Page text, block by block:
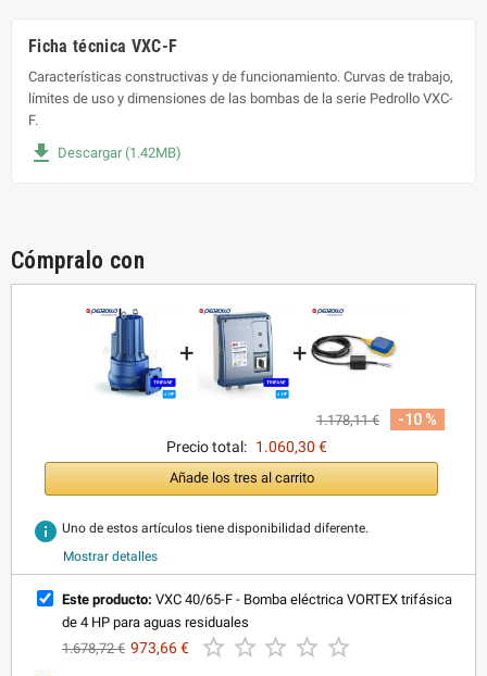
Ficha técnica VXC-F
Características constructivas y de funcionamiento. Curvas de trabajo,
límites de uso y dimensiones de las bombas de la serie Pedrollo VXC-
F.
file_download Descargar (1.42MB)
Cómpralo con
+ +
1.178,11 €
-10 %
Precio total: 1.060,30 €
Añade los tres al carrito
info Uno de estos artículos tiene disponibilidad diferente.
Mostrar detalles
Este producto: VXC 40/65-F - Bomba eléctrica VORTEX trifásica
de 4 HP para aguas residuales
1.678,72 € 973,66 €     